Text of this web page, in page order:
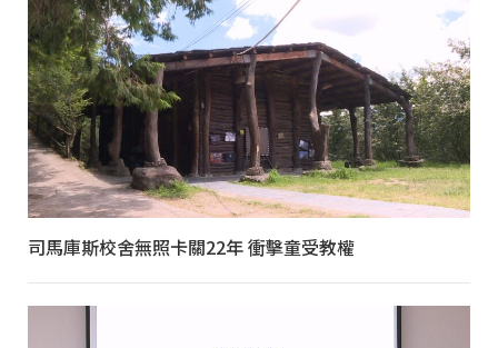
司馬庫斯校舍無照卡關22年 衝擊童受教權